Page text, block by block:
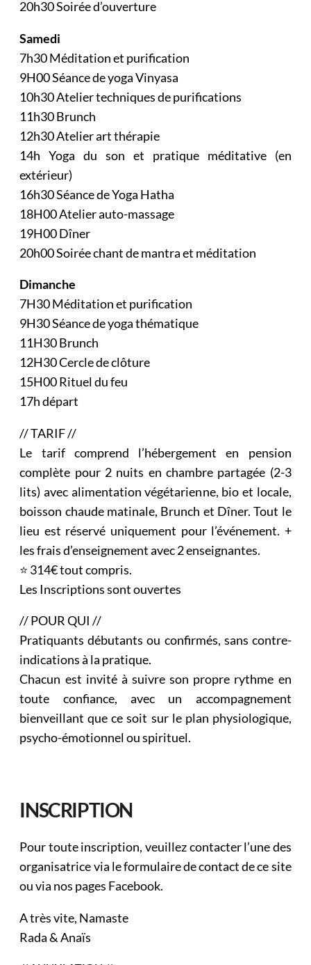
20h30 Soirée d’ouverture
Samedi
7h30 Méditation et purification
9H00 Séance de yoga Vinyasa
10h30 Atelier techniques de purifications
11h30 Brunch
12h30 Atelier art thérapie
14h Yoga du son et pratique méditative (en
extérieur)
16h30 Séance de Yoga Hatha
18H00 Atelier auto-massage
19H00 Dîner
20h00 Soirée chant de mantra et méditation
Dimanche
7H30 Méditation et purification
9H30 Séance de yoga thématique
11H30 Brunch
12H30 Cercle de clôture
15H00 Rituel du feu
17h départ
// TARIF //
Le tarif comprend l’hébergement en pension
complète pour 2 nuits en chambre partagée (2-3
lits) avec alimentation végétarienne, bio et locale,
boisson chaude matinale, Brunch et Dîner. Tout le
lieu est réservé uniquement pour l’événement. +
les frais d’enseignement avec 2 enseignantes.
⭐ 314€ tout compris.
Les Inscriptions sont ouvertes
// POUR QUI //
Pratiquants débutants ou confirmés, sans contre-
indications à la pratique.
Chacun est invité à suivre son propre rythme en
toute confiance, avec un accompagnement
bienveillant que ce soit sur le plan physiologique,
psycho-émotionnel ou spirituel.
INSCRIPTION
Pour toute inscription, veuillez contacter l’une des
organisatrice via le formulaire de contact de ce site
ou via nos pages Facebook.
A très vite, Namaste
Rada & Anaïs